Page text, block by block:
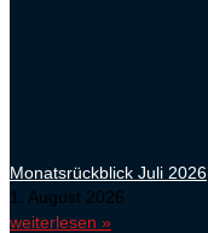
Monatsrückblick Juli 2026
1. August 2026
weiterlesen »